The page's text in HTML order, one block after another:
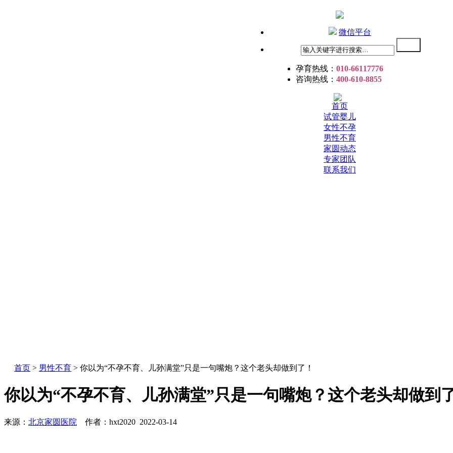
微信平台
孕育热线： 010-66117776
咨询热线： 400-610-8855
首页
试管婴儿
女性不孕
男性不育
家圆动态
专家团队
联系我们
首页 > 男性不育 > 你以为“不孕不育、儿孙满堂”只是一句嘴炮？这个老头却做到了！
你以为“不孕不育、儿孙满堂”只是一句嘴炮？这个老头却做到
来源： 北京家圆医院 作者：hxt2020 2022-03-14